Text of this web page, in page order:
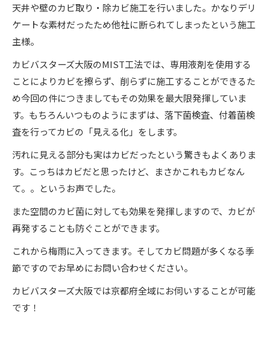
天井や壁のカビ取り・除カビ施工を行いました。かなりデリ
ケートな素材だったため他社に断られてしまったという施工
主様。
カビバスターズ大阪のMIST工法では、専用液剤を使用する
ことによりカビを擦らず、削らずに施工することができるた
め今回の件につきましてもその効果を最大限発揮していま
す。もちろんいつものようにまずは、落下菌検査、付着菌検
査を行ってカビの「見える化」をします。
汚れに見える部分も実はカビだったという驚きもよくありま
す。こっちはカビだと思ったけど、まさかこれもカビなん
て。。というお声でした。
また空間のカビ菌に対しても効果を発揮しますので、カビが
再発することも防ぐことができます。
これから梅雨に入ってきます。そしてカビ問題が多くなる季
節ですのでお早めにお問い合わせください。
カビバスターズ大阪では京都府全域にお伺いすることが可能
です！